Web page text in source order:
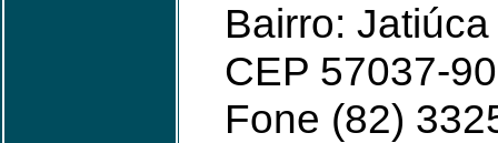
Bairro:
CEP 57037-
Fone (82)